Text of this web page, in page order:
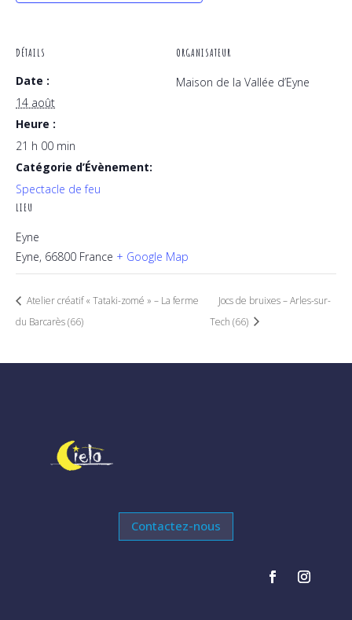
DÉTAILS
Date :
14 août
Heure :
21 h 00 min
Catégorie d’Évènement:
Spectacle de feu
LIEU
Eyne
Eyne, 66800 France + Google Map
ORGANISATEUR
Maison de la Vallée d’Eyne
Atelier créatif « Tataki-zomé » – La ferme
du Barcarès (66)
Jocs de bruixes – Arles-sur-
Tech (66)
Contactez-nous